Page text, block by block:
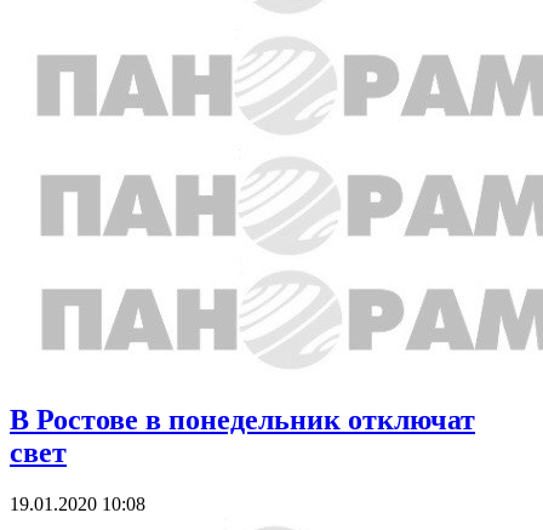
В Ростове в понедельник отключат
свет
19.01.2020 10:08